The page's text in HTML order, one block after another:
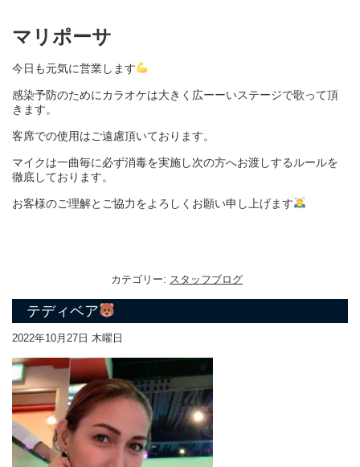
マリポーサ
今日も元気に営業します
感染予防のためにカラオケは大きく広ーーいステージで歌って頂
きます。
客席での使用はご遠慮頂いております。
マイクは一曲毎に必ず消毒を実施し次の方へお渡しするルールを
徹底しております。
お客様のご理解とご協力をよろしくお願い申し上げます
カテゴリー: スタッフブログ
テディベア
2022年10月27日 木曜日